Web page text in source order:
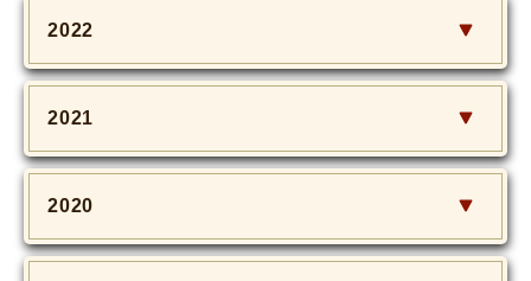
2022
2021
2020